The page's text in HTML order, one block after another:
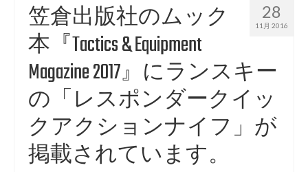
28
11月 2016
笠倉出版社のムック
本『Tactics & Equipment
Magazine 2017』にランスキー
の「レスポンダークイッ
クアクションナイフ」が
掲載されています。